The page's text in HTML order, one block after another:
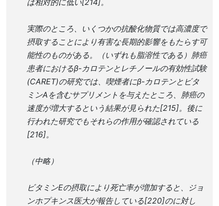
実際のところ、いくつかの抗酸化物質では高濃度で
摂取することにより有害な長期的影響をもたらす可
能性のものがある。（いずれも脂溶性である）肺癌
患者におけるβ-カロテンとレチノールの有効性試験
(CARET)の研究では、喫煙者にβ-カロテンとビタ
ミンAを含むサプリメントを与えたところ、肺癌の
速度が増大するという結果が見られた[215]。後に
行われた研究でもそれらの作用が確認されている
[216]。
（中略）
ビタミンEの摂取により死亡率が増加すると、ジョ
ンホプキンス医大が報告している[220]のに対し